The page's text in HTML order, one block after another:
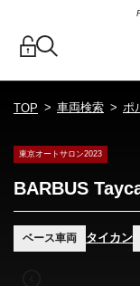
TOP 車両検索 ポ
東京オートサロン2023
BARBUS
ベース車両 タイカン